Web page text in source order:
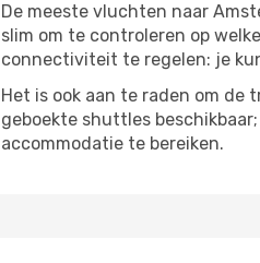
De meeste vluchten naar
slim om te controleren op
connectiviteit te regelen: je
Het is ook aan te raden om
geboekte shuttles
accommodatie te bereiken.